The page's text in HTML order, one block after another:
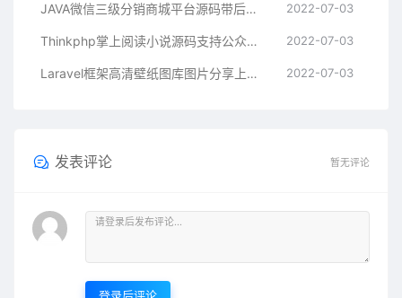
JAVA微信三级分销商城平台源码带后台和完整数据库 2022-07-03
Thinkphp掌上阅读小说源码支持公众号、代理分站支付、APP打包 2022-07-03
Laravel框架高清壁纸图库图片分享上传下载网站源码 2022-07-03
发表评论 暂无评论